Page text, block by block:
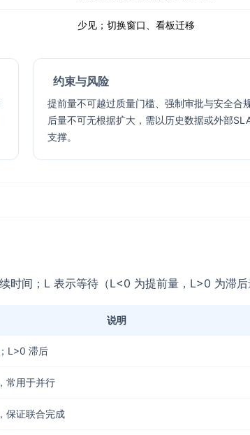
少见；切换窗口、看板迁移
约束与风险
提前量不可越过质量门槛、强制审批与安全合
后量不可无根据扩大，需以历史数据或外部
支撑。
时间；L 表示等待（L<0 为提前量，L>0 为滞后
说明
L>0 滞后
常用于并行
保证联合完成